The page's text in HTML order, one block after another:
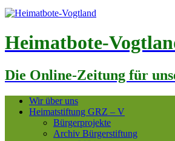
Heimatbote-
Die Online-Zeitung für
Wir über uns
Heimatstiftung GRZ – V
Bürgerprojekte
Archiv Bürgerstiftung